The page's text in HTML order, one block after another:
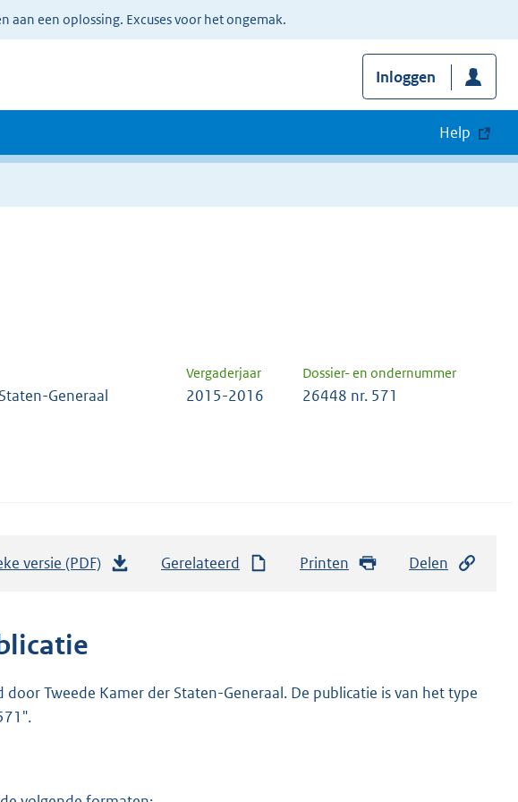
een oplossing. Excuses voor het ongemak.
Inloggen
Help
Vergaderjaar Dossier- en ondernummer
Generaal 2015-2016 26448 nr. 571
versie (PDF)
n
Gerelateerd Printen Delen
Tweede Kamer der Staten-Generaal. De publicatie is van het type